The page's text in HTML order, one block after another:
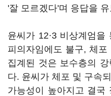
'잘 모르겠다'며 응답을
윤씨가 12·3 비상계엄
피의자임에도 불구, 체
집계된 것은 보수층의
다. 윤씨가 체포 및 구속
가능성이 높아지고 결국